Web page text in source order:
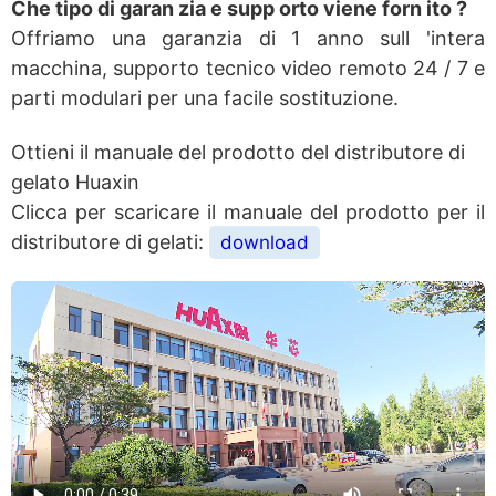
Che tipo di garan zia e supp orto viene forn ito ?
Offriamo una garanzia di 1 anno sull 'intera
macchina, supporto tecnico video remoto 24 / 7 e
parti modulari per una facile sostituzione.
Ottieni il manuale del prodotto del distributore di
gelato Huaxin
Clicca per scaricare il manuale del prodotto per il
distributore di gelati:
download